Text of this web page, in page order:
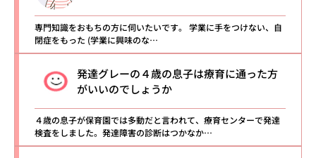
専門知識をおもちの方に伺いたいです。 学業に手をつけない、自
閉症をもった (学業に興味のな…
発達グレーの４歳の息子は療育に通った方
がいいのでしょうか
４歳の息子が保育園では多動だと言われて、療育センターで発達
検査をしました。発達障害の診断はつかなか…